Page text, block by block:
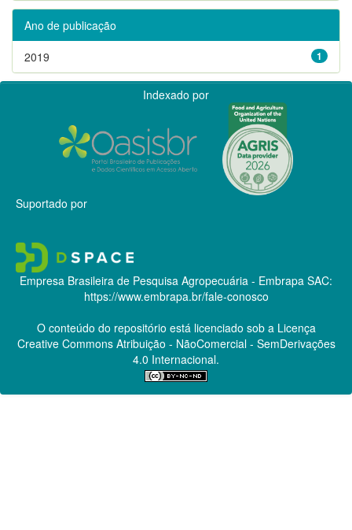
Ano de publicação
1
2019
Indexado por
Suportado por
Empresa Brasileira de Pesquisa Agropecuária - Embrapa SAC:
https://www.embrapa.br/fale-conosco
O conteúdo do repositório está licenciado sob a Licença
Creative CommonsAtribuição - NãoComercial - SemDerivações
4.0 Internacional.